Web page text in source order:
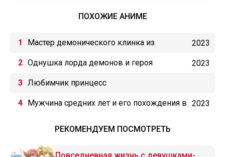
ПОХОЖИЕ АНИМЕ
Мастер демонического клинка из
академии «Святого Меча»
2023
Однушка лорда демонов и героя 2023
Любимчик принцесс
Мужчина средних лет и его похождения в 2023
РЕКОМЕНДУЕМ ПОСМОТРЕТЬ